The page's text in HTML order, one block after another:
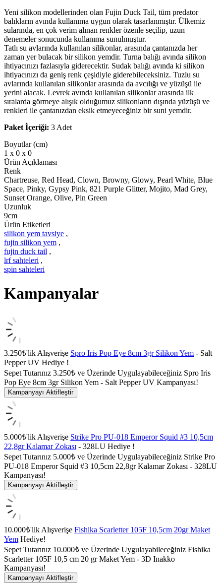
Yeni silikon modellerinden olan Fujin Duck Tail, tüm predator
balıkların avında kullanıma uygun olarak tasarlanmıştır. Ülkemiz
sularında, en çok verim alınan renkler özenle seçilip, uzun
denemeler sonucunda kullanıma sunulmuştur.
Tatlı su avlarında kullanılan silikonlar, arasında çantanızda her
zaman yer bulacak bir silikon yemdir. Turna balığı avında silikon
ihtiyacınızı fazlasıyla giderecektir. Sudak balığı avında ki silikon
ihtiyacınızı da geniş renk çeşidiyle giderebileceksiniz. Tuzlu su
avlarında kullanılan silikonlar arasında da avcılığı ve yüzüşü ile
yerini alacak. Levrek avında kullanılan silikonlar arasında ilk
sıralarda görmeye alışık olduğumuz silikonların dışında yüzüşü ve
renkleri ile çantanızdan eksik etmeyeceğiniz bir suni yemdir.
Paket İçeriği: 3 Adet
Boyutlar (cm)
1 x 0 x 0
Ürün Açıklaması
Renk
Chartreuse, Red Head, Clown, Browny, Glowy, Pearl White, Blue
Space, Pinky, Gypsy Pink, 821 Purple Glitter, Mojito, Mad Grey,
Sunset Orange, Olive, Pin Green
Uzunluk
9cm
Ürün Etiketleri
silikon yem tavsiye ,
fujin silikon yem ,
fujin duck tail ,
lrf sahteleri ,
spin sahteleri
Kampanyalar
3.250₺'lik Alışverişe Spro Iris Pop Eye 8cm 3gr Silikon Yem - Salt
Pepper UV Hediye !
Sepet Tutarınız 3.250₺ ve Üzerinde Uygulayabileceğiniz Spro Iris
Pop Eye 8cm 3gr Silikon Yem - Salt Pepper UV Kampanyası!
Kampanyayı Aktifleştir
5.000₺'lik Alışverişe Strike Pro PU-018 Emperor Squid #3 10,5cm
22,8gr Kalamar Zokası - 328LU Hediye !
Sepet Tutarınız 5.000₺ ve Üzerinde Uygulayabileceğiniz Strike Pro
PU-018 Emperor Squid #3 10,5cm 22,8gr Kalamar Zokası - 328LU
Kampanyası!
Kampanyayı Aktifleştir
10.000₺'lik Alışverişe Fishika Scarletter 105F 10,5cm 20gr Maket
Yem Hediye!
Sepet Tutarınız 10.000₺ ve Üzerinde Uygulayabileceğiniz Fishika
Scarletter 105F 10,5 cm 20 gr Maket Yem - 3D Inakko
Kampanyası!
Kampanyayı Aktifleştir